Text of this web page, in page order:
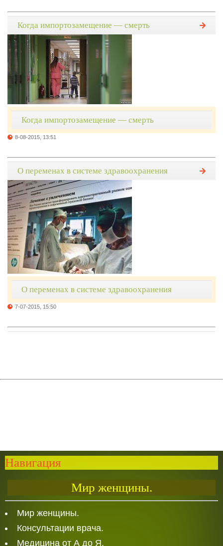
Когда импортозамещение — смерть
Когда импортозамещение — смерть
8-08-2015, 13:51
О переменах в системе здравоохранения
О переменах в системе здравоохранения
7-07-2015, 15:50
Навигация
Мир женщины.
Мир женщины.
Консультации врача.
Медицина от А до Я.